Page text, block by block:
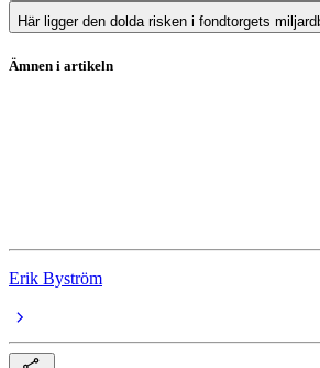
Här ligger den dolda risken i fondtorgets
Ämnen i artikeln
Erik Byström